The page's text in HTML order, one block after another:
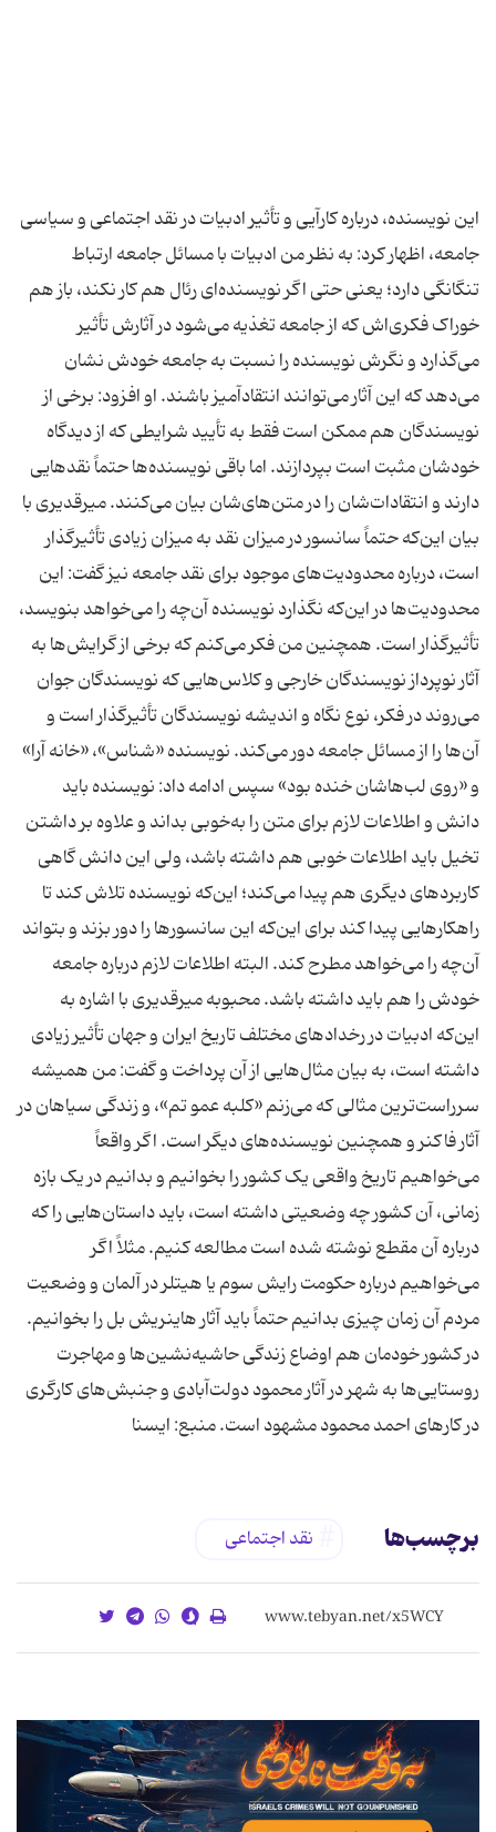
این نویسنده، درباره کارآیی و تأثیر ادبیات در نقد اجتماعی و سیاسی
جامعه، اظهار کرد: به نظر من ادبیات با مسائل جامعه ارتباط
تنگانگی دارد؛ یعنی حتی اگر نویسنده‌ای رئال هم کار نکند، باز هم
خوراک فکری‌اش که از جامعه تغذیه می‌شود در آثارش تأثیر
می‌گذارد و نگرش نویسنده را نسبت به جامعه خودش نشان
می‌دهد که این آثار می‌توانند انتقادآمیز باشند. او افزود: برخی از
نویسندگان هم ممکن است فقط به تأیید شرایطی که از دیدگاه
خودشان مثبت است بپردازند. اما باقی نویسنده‌ها حتماً نقدهایی
دارند و انتقادات‌شان را در متن‌های‌شان بیان می‌کنند. میرقدیری با
بیان این‌که حتماً سانسور در میزان نقد به میزان زیادی تأثیرگذار
است، درباره محدودیت‌های موجود برای نقد جامعه نیز گفت: این
محدودیت‌ها در این‌که نگذارد نویسنده آن‌چه را می‌خواهد بنویسد،
تأثیرگذار است. همچنین من فکر می‌کنم که برخی از گرایش‌ها به
آثار نوپرداز نویسندگان خارجی و کلاس‌هایی که نویسندگان جوان
می‌روند در فکر، نوع نگاه و اندیشه نویسندگان تأثیرگذار است و
آن‌ها را از مسائل جامعه دور می‌کند. نویسنده «شناس»، «خانه آرا»
و «روی لب‌هاشان خنده بود» سپس ادامه داد: نویسنده باید
دانش و اطلاعات لازم برای متن را به‌خوبی بداند و علاوه بر داشتن
تخیل باید اطلاعات خوبی هم داشته باشد، ولی این دانش گاهی
کاربردهای دیگری هم پیدا می‌کند؛ این‌که نویسنده تلاش کند تا
راهکارهایی پیدا کند برای این‌که این سانسورها را دور بزند و بتواند
آن‌چه را می‌خواهد مطرح کند. البته اطلاعات لازم درباره جامعه
خودش را هم باید داشته باشد. محبوبه میرقدیری با اشاره به
این‌که ادبیات در رخدادهای مختلف تاریخ ایران و جهان تأثیر زیادی
داشته است، به بیان مثال‌هایی از آن پرداخت و گفت: من همیشه
سرراست‌ترین مثالی که می‌زنم «کلبه عمو تم»، و زندگی سیاهان در
آثار فاکنر و همچنین نویسنده‌های دیگر است. اگر واقعاً
می‌خواهیم تاریخ واقعی یک کشور را بخوانیم و بدانیم در یک بازه
زمانی، آن کشور چه وضعیتی داشته است، باید داستان‌هایی را که
درباره آن مقطع نوشته شده است مطالعه کنیم. مثلاً اگر
می‌خواهیم درباره حکومت رایش سوم یا هیتلر در آلمان و وضعیت
مردم آن زمان چیزی بدانیم حتماً باید آثار هاینریش بل را بخوانیم.
در کشور خودمان هم اوضاع زندگی حاشیه‌نشین‌ها و مهاجرت
روستایی‌ها به شهر در آثار محمود دولت‌آبادی و جنبش‌های کارگری
در کارهای احمد محمود مشهود است. منبع: ایسنا
برچسب‌ها نقد اجتماعی